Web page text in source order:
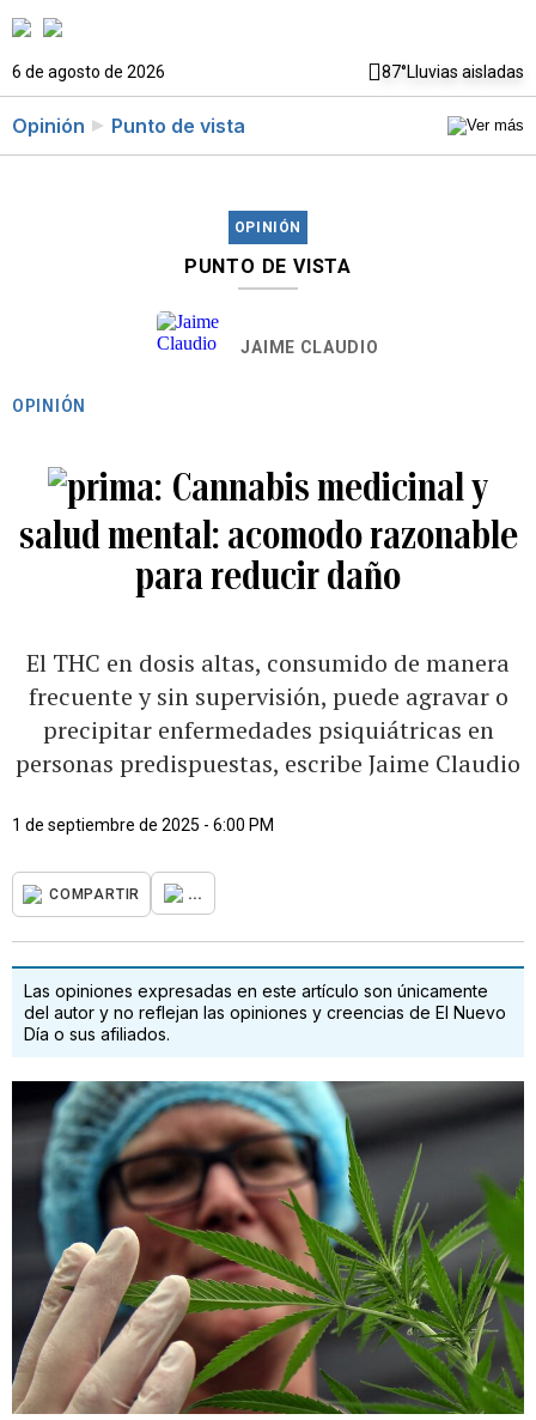
6 de agosto de 2026 87°Lluvias aisladas
Opinión Punto de vista
OPINIÓN
PUNTO DE VISTA
JAIME CLAUDIO
OPINIÓN
Cannabis medicinal y
salud mental: acomodo razonable
para reducir daño
El THC en dosis altas, consumido de manera
frecuente y sin supervisión, puede agravar o
precipitar enfermedades psiquiátricas en
personas predispuestas, escribe Jaime Claudio
1 de septiembre de 2025 - 6:00 PM
COMPARTIR ...
Las opiniones expresadas en este artículo son únicamente
del autor y no reflejan las opiniones y creencias de El Nuevo
Día o sus afiliados.